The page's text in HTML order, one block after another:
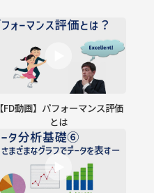
【FD動画】パフォーマンス評価
とは